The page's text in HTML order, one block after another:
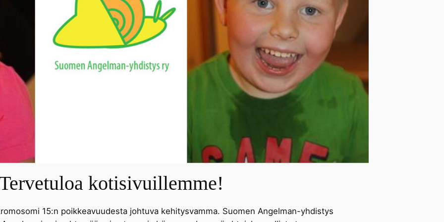
kotisivuillemme!
15:n poikkeavuudesta johtuva kehitysvamma. Suomen Angelman-yhdistys